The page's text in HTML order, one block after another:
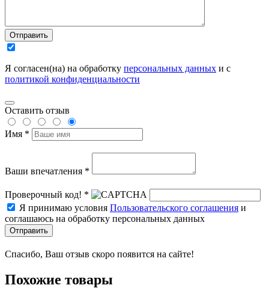
Отправить
Я согласен(на) на обработку персональных данных и с
политикой конфиденциальности
Оставить отзыв
Имя *
Ваши впечатления *
Проверочный код! *
Я принимаю условия Пользовательского соглашения и
соглашаюсь на обработку персональных данных
Отправить
Спасибо, Ваш отзыв скоро появится на сайте!
Похожие товары